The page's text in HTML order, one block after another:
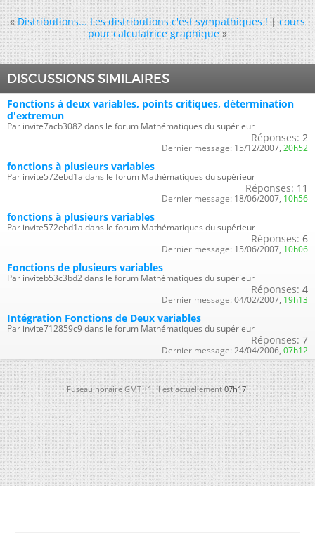
« Distributions... Les distributions c'est sympathiques !|cours
pour calculatrice graphique »
DISCUSSIONS SIMILAIRES
Fonctions à deux variables, points critiques, détermination
d'extremun
Par invite7acb3082 dans le forum Mathématiques du supérieur
Réponses: 2
Dernier message: 15/12/2007, 20h52
fonctions à plusieurs variables
Par invite572ebd1a dans le forum Mathématiques du supérieur
Réponses: 11
Dernier message: 18/06/2007, 10h56
fonctions à plusieurs variables
Par invite572ebd1a dans le forum Mathématiques du supérieur
Réponses: 6
Dernier message: 15/06/2007, 10h06
Fonctions de plusieurs variables
Par inviteb53c3bd2 dans le forum Mathématiques du supérieur
Réponses: 4
Dernier message: 04/02/2007, 19h13
Intégration Fonctions de Deux variables
Par invite712859c9 dans le forum Mathématiques du supérieur
Réponses: 7
Dernier message: 24/04/2006, 07h12
Fuseau horaire GMT +1. Il est actuellement07h17.